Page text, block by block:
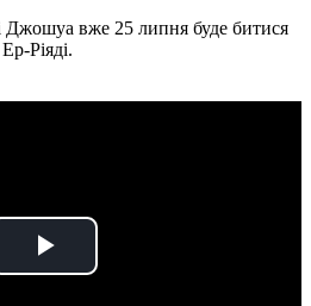
вже 25 липня буде битися
Ріяді.
Play